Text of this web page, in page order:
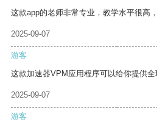
这款app的老师非常专业，教学水平很高
2025-09-07
游客
这款加速器VPM应用程序可以给你提供全
2025-09-07
游客